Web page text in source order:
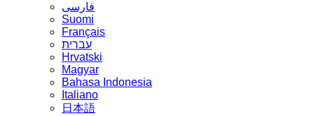
فارسی
Suomi
Français
עברית
Hrvatski
Magyar
Bahasa Indonesia
Italiano
日本語